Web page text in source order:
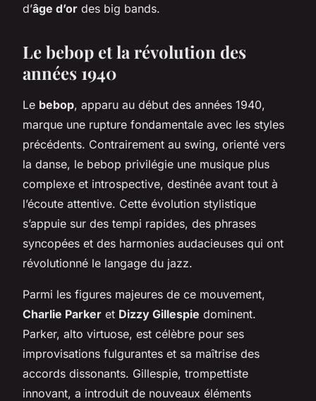
d’âge d’or des big bands.
Le bebop et la révolution des
années 1940
Le bebop, apparu au début des années 1940,
marque une rupture fondamentale avec les styles
précédents. Contrairement au swing, orienté vers
la danse, le bebop privilégie une musique plus
complexe et introspective, destinée avant tout à
l’écoute attentive. Cette évolution stylistique
s’appuie sur des tempi rapides, des phrases
syncopées et des harmonies audacieuses qui ont
révolutionné le langage du jazz.
Parmi les figures majeures de ce mouvement,
Charlie Parker et Dizzy Gillespie dominent.
Parker, alto virtuose, est célèbre pour ses
improvisations fulgurantes et sa maîtrise des
accords dissonants. Gillespie, trompettiste
innovant, a introduit de nouveaux éléments